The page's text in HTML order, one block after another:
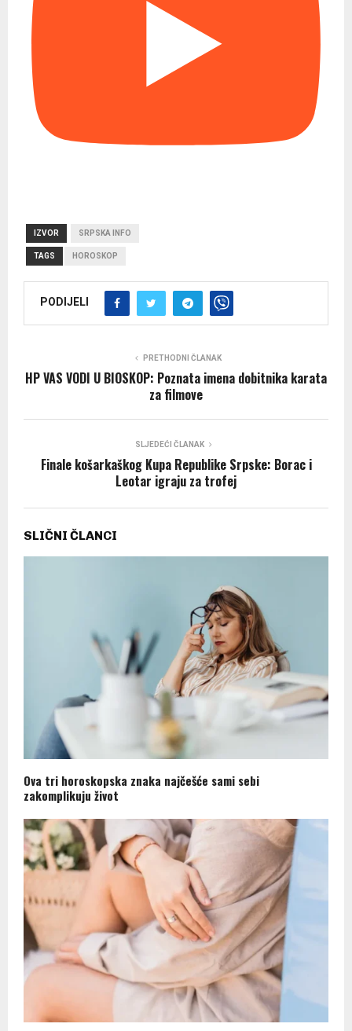
IZVOR SRPSKA INFO
TAGS HOROSKOP
PODIJELI
PRETHODNI ČLANAK
HP VAS VODI U BIOSKOP: Poznata imena dobitnika karata
za filmove
SLJEDEĆI ČLANAK
Finale košarkaškog Kupa Republike Srpske: Borac i
Leotar igraju za trofej
SLIČNI ČLANCI
Ova tri horoskopska znaka najčešće sami sebi
zakomplikuju život